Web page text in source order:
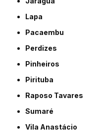
Lapa
Pacaembu
Perdizes
Pinheiros
Pirituba
Raposo Tavares
Sumaré
Vila Anastácio